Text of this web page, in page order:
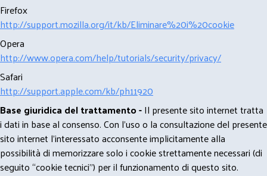
Firefox
http://support.mozilla.org/it/kb/Eliminare%20i%20cookie
Opera
http://www.opera.com/help/tutorials/security/privacy/
Safari
http://support.apple.com/kb/ph11920
Base giuridica del trattamento -Il presente sito internet tratta
i dati in base al consenso. Con l'uso o la consultazione del presente
sito internet l’interessato acconsente implicitamente alla
possibilità di memorizzare solo i cookie strettamente necessari (di
seguito “cookie tecnici”) per il funzionamento di questo sito.